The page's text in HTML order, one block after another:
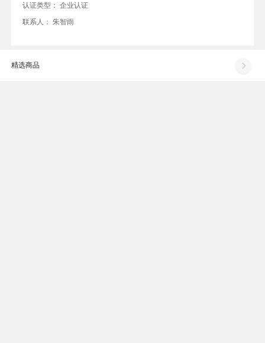
认证类型： 企业认证
联系人： 朱智雨
精选商品